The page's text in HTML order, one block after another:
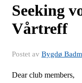
Seeking
Vårtreff
Postet av Bygdø
Dear club members,